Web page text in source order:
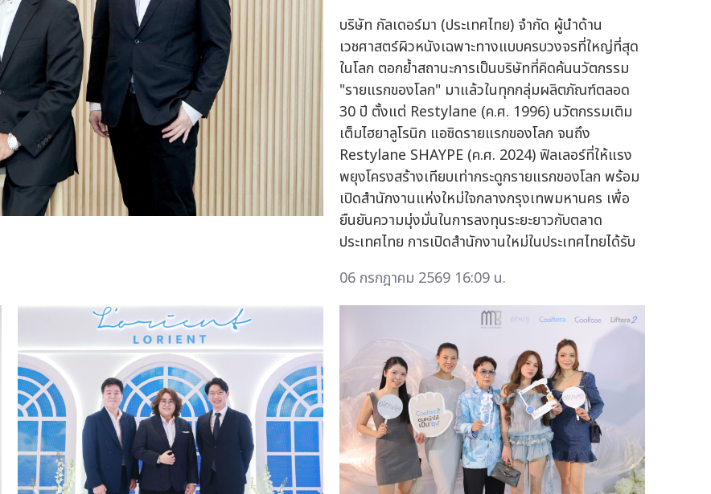
บริษัท กัลเดอร์มา (ประเทศไทย) จำกัด ผู้นำด้าน
เวชศาสตร์ผิวหนังเฉพาะทางแบบครบวงจรที่ใหญ่ที่สุด
ในโลก ตอกย้ำสถานะการเป็นบริษัทที่คิดค้นนวัตกรรม
"รายแรกของโลก" มาแล้วในทุกกลุ่มผลิตภัณฑ์ตลอด
30 ปี ตั้งแต่ Restylane (ค.ศ. 1996) นวัตกรรมเติม
เต็มไฮยาลูโรนิก แอซิดรายแรกของโลก จนถึง
Restylane SHAYPE (ค.ศ. 2024) ฟิลเลอร์ที่ให้แรง
พยุงโครงสร้างเทียบเท่ากระดูกรายแรกของโลก พร้อม
เปิดสำนักงานแห่งใหม่ใจกลางกรุงเทพมหานคร เพื่อ
ยืนยันความมุ่งมั่นในการลงทุนระยะยาวกับตลาด
ประเทศไทย การเปิดสำนักงานใหม่ในประเทศไทยได้รับ
06 กรกฎาคม 2569 16:09 น.